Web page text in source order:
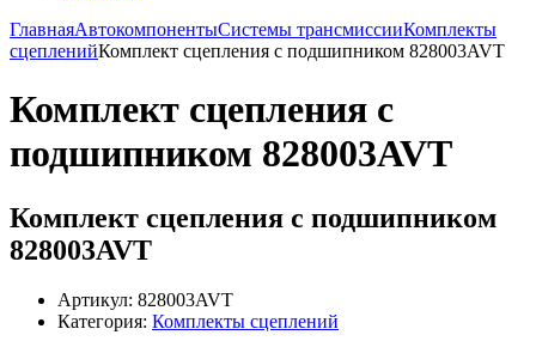
ГлавнаяАвтокомпонентыСистемы трансмиссииКомплекты
сцепленийКомплект сцепления с подшипником 828003AVT
Комплект сцепления с
подшипником 828003AVT
Комплект сцепления с подшипником
828003AVT
Артикул: 828003AVT
Категория: Комплекты сцеплений